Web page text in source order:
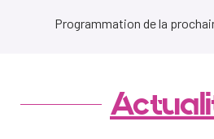
Programmation de la